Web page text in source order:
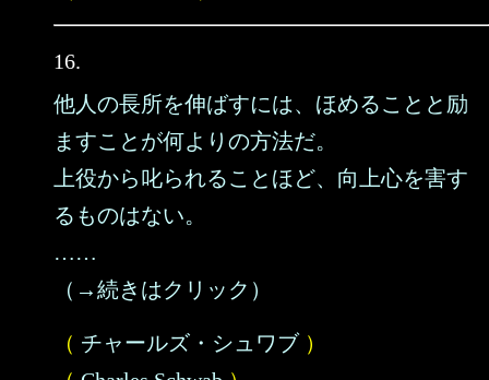
16.
他人の長所を伸ばすには、ほめることと励
ますことが何よりの方法だ。
上役から叱られることほど、向上心を害す
るものはない。
……
（→続きはクリック）
（ チャールズ・シュワブ）